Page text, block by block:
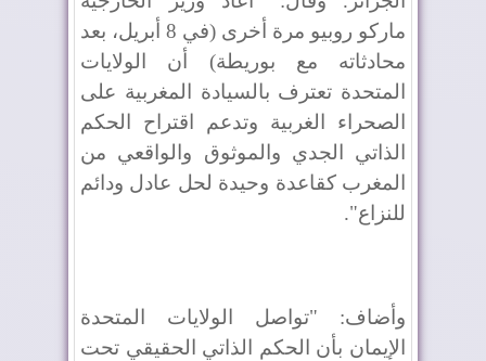
ماركو روبيو مرة أخرى (في 8 أبريل، بعد
محادثاته مع بوريطة) أن الولايات
المتحدة تعترف بالسيادة المغربية على
الصحراء الغربية وتدعم اقتراح الحكم
الذاتي الجدي والموثوق والواقعي من
المغرب كقاعدة وحيدة لحل عادل ودائم
للنزاع".
وأضاف: "تواصل الولايات المتحدة
الإيمان بأن الحكم الذاتي الحقيقي تحت